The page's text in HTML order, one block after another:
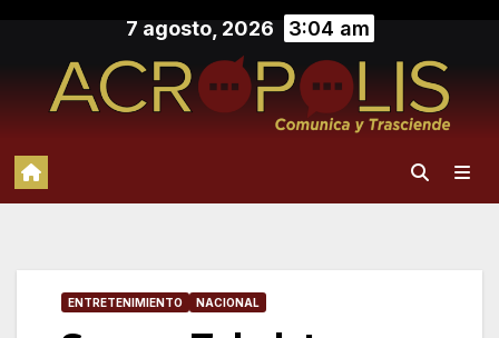
contenido
7 agosto, 2026 3:04 am
ENTRETENIMIENTO NACIONAL